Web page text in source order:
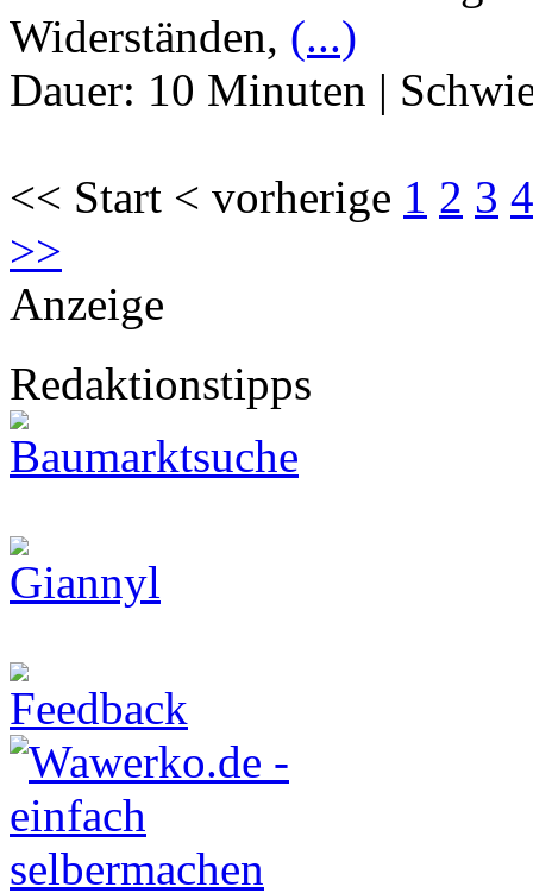
Widerständen, (...)
Dauer: 10 Minuten |
<< Start < vorherige 1 2 3 4
>>
Anzeige
Redaktionstipps